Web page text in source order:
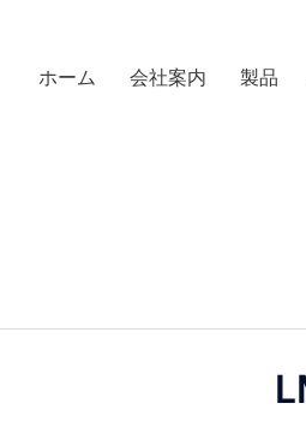
ホーム 会社案内 製品